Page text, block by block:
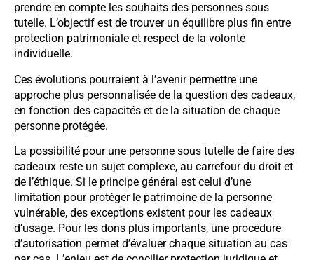
prendre en compte les souhaits des personnes sous
tutelle. L’objectif est de trouver un équilibre plus fin entre
protection patrimoniale et respect de la volonté
individuelle.
Ces évolutions pourraient à l’avenir permettre une
approche plus personnalisée de la question des cadeaux,
en fonction des capacités et de la situation de chaque
personne protégée.
La possibilité pour une personne sous tutelle de faire des
cadeaux reste un sujet complexe, au carrefour du droit et
de l’éthique. Si le principe général est celui d’une
limitation pour protéger le patrimoine de la personne
vulnérable, des exceptions existent pour les cadeaux
d’usage. Pour les dons plus importants, une procédure
d’autorisation permet d’évaluer chaque situation au cas